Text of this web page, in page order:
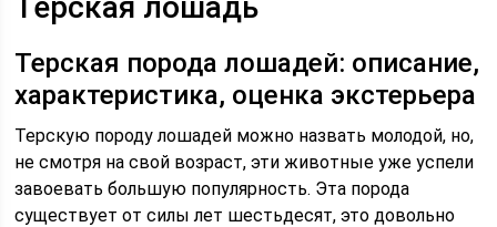
Терская порода лошадей: описание,
характеристика, оценка экстерьера
Терскую породу лошадей можно назвать молодой, но,
не смотря на свой возраст, эти животные уже успели
завоевать большую популярность. Эта порода
существует от силы лет шестьдесят, это довольно